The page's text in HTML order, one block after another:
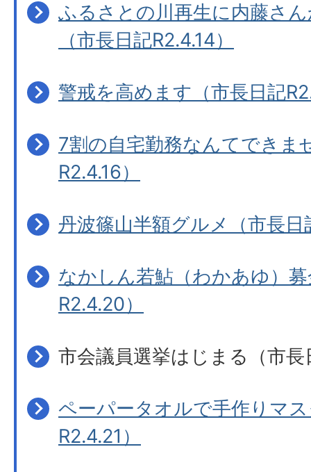
ふるさとの川再生に内藤さ
（市長日記R2.4.14）
警戒を高めます（市長日記
7割の自宅勤務なんてできま
R2.4.16）
丹波篠山半額グルメ（市長日
なかしん若鮎（わかあゆ）
R2.4.20）
市会議員選挙はじまる（市長
ペーパータオルで手作りマ
R2.4.21）